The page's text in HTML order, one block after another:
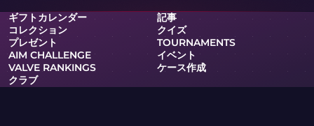
ギフトカレンダー
記事
コレクション
クイズ
プレゼント
TOURNAMENTS
AIM CHALLENGE
イベント
VALVE RANKINGS
ケース作成
クラブ